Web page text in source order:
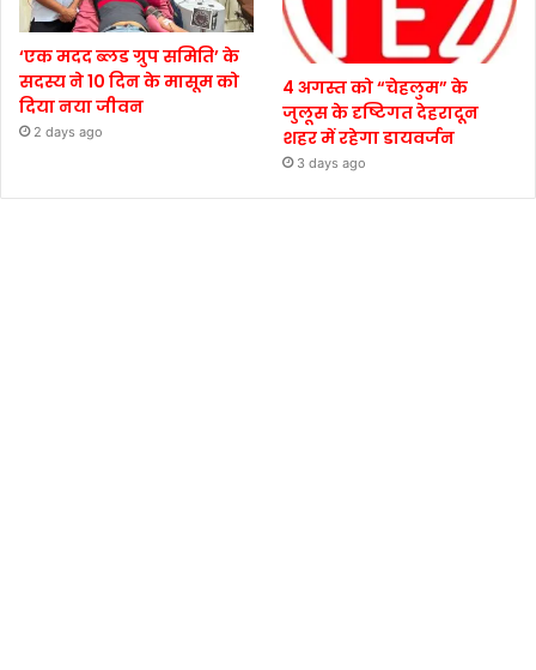
‘एक मदद ब्लड ग्रुप समिति’ के
सदस्य ने 10 दिन के मासूम को
दिया नया जीवन
2 days ago
4 अगस्त को “चेहलुम” के
जुलूस के दृष्टिगत देहरादून
शहर में रहेगा डायवर्जन
3 days ago